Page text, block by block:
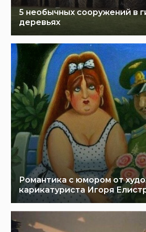
5 необычных сооружений в
деревьях
Романтика с юмором от
карикатуриста Игоря